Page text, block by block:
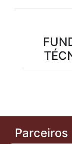
Parceiros